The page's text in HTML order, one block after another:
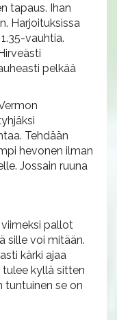
tapaus. Ihan
Harjoituksissa
vauhtia.
pelkää
Tehdään
hevonen ilman
Jossain ruuna
pallot
sille voi mitään.
kärki ajaa
kyllä sitten
tuntuinen se on